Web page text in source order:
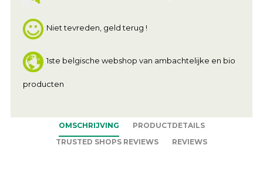
Niet tevreden, geld terug !
1ste belgische webshop van ambachtelijke en bio
producten
OMSCHRIJVING
PRODUCTDETAILS
TRUSTED SHOPS REVIEWS
REVIEWS